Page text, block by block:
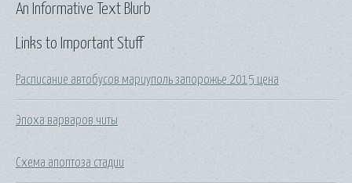
Links to Important Stuff
Расписание автобусов мариуполь запорожье 2015 цена
Эпоха варваров читы
Схема апоптоза стадии
An Informative Text Blurb